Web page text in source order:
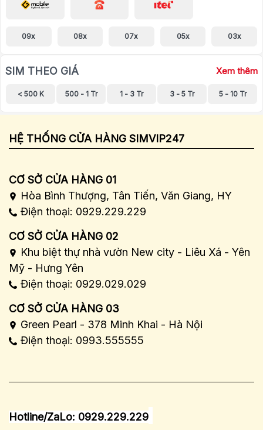
09x 08x 07x 05x 03x
SIM THEO GIÁ Xem thêm
< 500 K 500 - 1 Tr 1 - 3 Tr 3 - 5 Tr 5 - 10 Tr
HỆ THỐNG CỬA HÀNG SIMVIP247
CƠ SỞ CỬA HÀNG 01
Hòa Bình Thượng, Tân Tiến, Văn Giang, HY
Điện thoại: 0929.229.229
CƠ SỞ CỬA HÀNG 02
Khu biệt thự nhà vườn New city - Liêu Xá - Yên
Mỹ - Hưng Yên
Điện thoại: 0929.029.029
CƠ SỞ CỬA HÀNG 03
Green Pearl - 378 Minh Khai - Hà Nội
Điện thoại: 0993.555555
Hotline/ZaLo: 0929.229.229